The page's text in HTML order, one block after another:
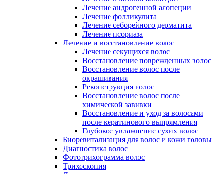
Лечение андрогенной алопеции
Лечение фолликулита
Лечение себорейного дерматита
Лечение псориаза
Лечение и восстановление волос
Лечение секущихся волос
Восстановление поврежденных волос
Восстановление волос после
окрашивания
Реконструкция волос
Восстановление волос после
химической завивки
Восстановление и уход за волосами
после кератинового выпрямления
Глубокое увлажнение сухих волос
Биоревитализация для волос и кожи головы
Диагностика волос
Фототрихограмма волос
Трихоскопия